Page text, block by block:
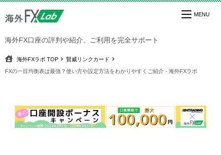
海外FX口座の評判や紹介、ご利用を完全サポート
海外FXラボ TOP
賢威リンクカード
FXの一目均衡表は最強？使い方や設定方法をわかりやすくご紹介 - 海外FXラボ